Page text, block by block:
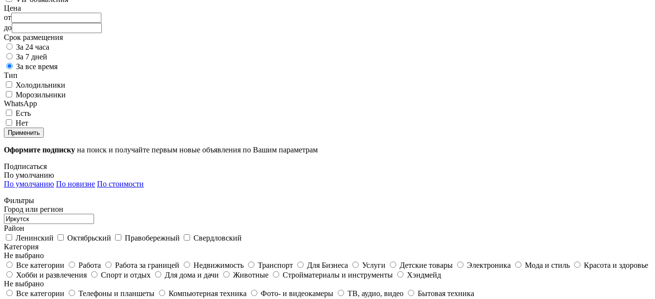
Цена
от
до
Срок размещения
За 24 часа
За 7 дней
За все время
Тип
Холодильники
Морозильники
WhatsApp
Есть
Нет
Применить
Оформите подписку на поиск и получайте первым новые объявления по Вашим параметрам
Подписаться
По умолчанию
По умолчанию По новизне По стоимости
Фильтры
Город или регион
Район
Ленинский
Октябрьский Правобережный
Свердловский
Категория
Не выбрано
Все категории
Работа Работа за границей Недвижимость Транспорт Для Бизнеса Услуги Детские товары Электроника Мода и стиль
Красота и здоровье
Хобби и развлечения
Спорт и отдых Для дома и дачи Животные Стройматериалы и инструменты
Хэндмейд
Не выбрано
Все категории
Телефоны и планшеты Компьютерная техника Фото- и видеокамеры ТВ, аудио, видео
Бытовая техника